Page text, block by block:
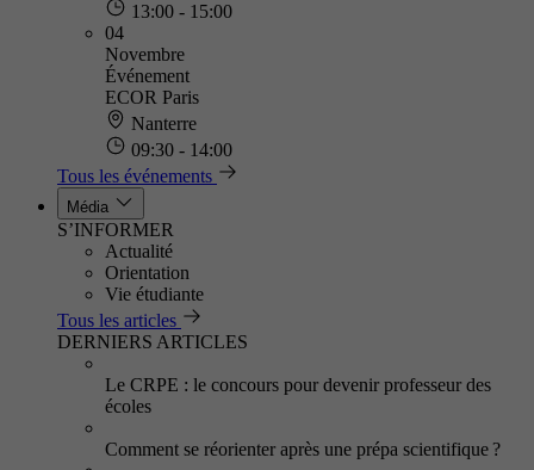
13:00 - 15:00
04
Novembre
Événement
ECOR Paris
Nanterre
09:30 - 14:00
Tous les événements
Média
S’INFORMER
Actualité
Orientation
Vie étudiante
Tous les articles
DERNIERS ARTICLES
Le CRPE : le concours pour devenir professeur des
écoles
Comment se réorienter après une prépa scientifique ?